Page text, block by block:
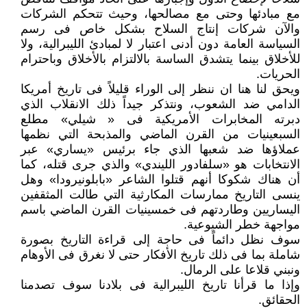
مع مبادئها وحتى مع مصالحها، وحيث تتحكم الشركات
والآن شركات إنتاج السلاح بشكل خاص فى رسم
السياسة العامة دون أدنى اعتبار لا لمبادئ الليبرالية، ولا
للأخلاق بينما يتشدق الساسة بالالتزام بالأخلاق وباحترام
الحريات.
ويحق لنا هنا ان ننظر إلى الوراء قليلاً فى تاريخ أمريكا
الدامي ضد الشعوب، ونتذكر جيداً ذلك الانقلاب الذي
دبرته المخابرات الأمريكية فى « شيلي» مطلع
السبعينيات من القرن الماضي والمذبحة التي نظمها
عملاؤها ضد شعبها الذي جاء برئيس «يساري» عبر
الانتخابات هو «سلفادور الليندي» والذي جرى قتله، كما
أن هناك شكوكا أنهم قتلوا الشاعر «بابلونيرودا» وهل
ينسى التاريخ ممارسات المكارثية التي طالت المثقفين
اليساريين وطاردتهم فى خمسينيات القرن الماضي باسم
مواجهة خطر الشيوعية.
سوف نظل دائماً فى حاجة إلى قراءة التاريخ بصورة
شاملة بما فى ذلك تاريخ الأفكار حتى لا نغرق فى الأوهام
ونبني قلاعا على الرمال.
وإذا ما قرأنا تاريخ الليبرالية فى بلادنا سوف تصدمنا
الحقائق.